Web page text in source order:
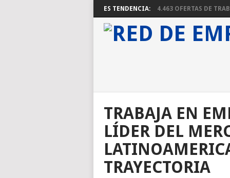
ES TENDENCIA: 4.463 OFERTAS DE
TRABAJA EN
LÍDER DEL
TRAYECTORIA